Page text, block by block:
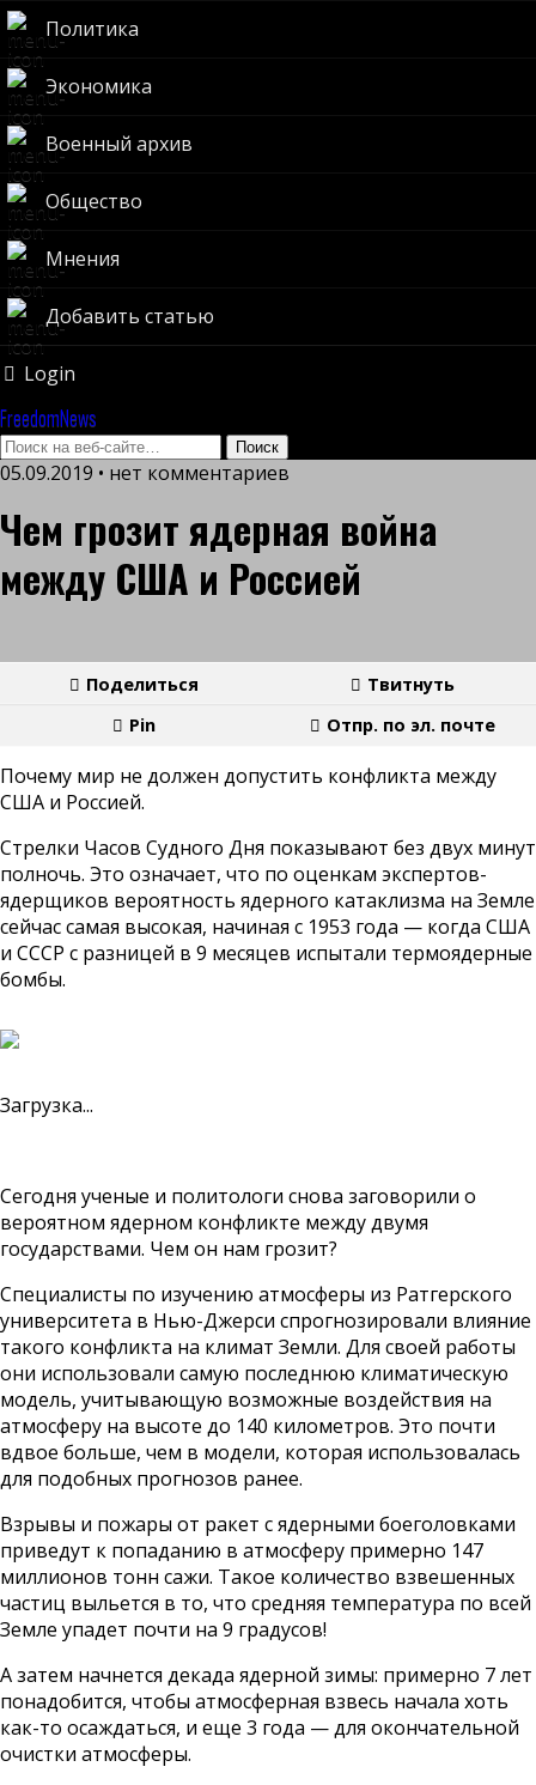
Политика
Экономика
Военный архив
Общество
Мнения
Добавить статью
Login
FreedomNews
05.09.2019 • нет комментариев
Чем грозит ядерная война
между США и Россией
Поделиться
Твитнуть
Pin
Отпр. по эл. почте
Почему мир не должен допустить конфликта между
США и Россией.
Стрелки Часов Судного Дня показывают без двух минут
полночь. Это означает, что по оценкам экспертов-
ядерщиков вероятность ядерного катаклизма на Земле
сейчас самая высокая, начиная с 1953 года — когда США
и СССР с разницей в 9 месяцев испытали термоядерные
бомбы.
Загрузка...
Сегодня ученые и политологи снова заговорили о
вероятном ядерном конфликте между двумя
государствами. Чем он нам грозит?
Специалисты по изучению атмосферы из Ратгерского
университета в Нью-Джерси спрогнозировали влияние
такого конфликта на климат Земли. Для своей работы
они использовали самую последнюю климатическую
модель, учитывающую возможные воздействия на
атмосферу на высоте до 140 километров. Это почти
вдвое больше, чем в модели, которая использовалась
для подобных прогнозов ранее.
Взрывы и пожары от ракет с ядерными боеголовками
приведут к попаданию в атмосферу примерно 147
миллионов тонн сажи. Такое количество взвешенных
частиц выльется в то, что средняя температура по всей
Земле упадет почти на 9 градусов!
А затем начнется декада ядерной зимы: примерно 7 лет
понадобится, чтобы атмосферная взвесь начала хоть
как-то осаждаться, и еще 3 года — для окончательной
очистки атмосферы.